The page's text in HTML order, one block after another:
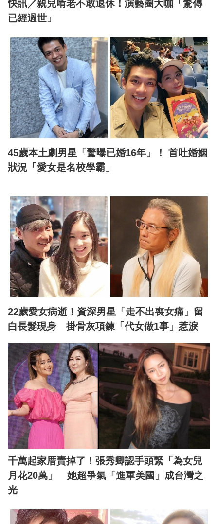
快訊／親兒啃老不敢退休！演藝圈大咖「驚傳
已經過世」
45歲本土劇男星「驚曝已婚16年」！ 首吐婚姻
狀況「愛女是名校學霸」
22歲愛女病逝！資深男星「走不出喪女痛」留
白長髮現身 掛骨灰項鍊「代女做1事」惹淚
千萬起家厝賣掉了！張秀卿認手頭緊「為女兒
月花20萬」 她超爭氣「進軍美國」成台灣之
光